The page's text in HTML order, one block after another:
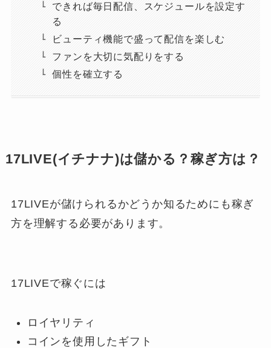
できれば毎日配信、スケジュールを設定す
る
ビューティ機能で盛って配信を楽しむ
ファンを大切に気配りをする
個性を確立する
17LIVE(イチナナ)は儲かる？稼ぎ方は？
17LIVEが儲けられるかどうか知るためにも稼ぎ
方を理解する必要があります。
17LIVEで稼ぐには
ロイヤリティ
コインを使用したギフト